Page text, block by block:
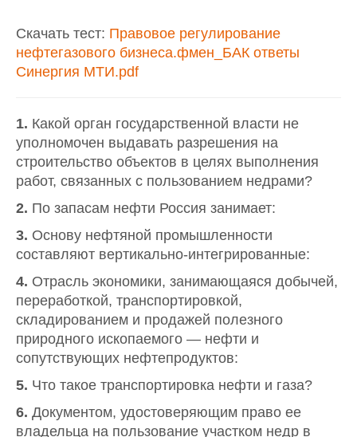
Скачать тест: Правовое регулирование
нефтегазового бизнеса.фмен_БАК ответы
Синергия МТИ.pdf
1. Какой орган государственной власти не
уполномочен выдавать разрешения на
строительство объектов в целях выполнения
работ, связанных с пользованием недрами?
2. По запасам нефти Россия занимает:
3. Основу нефтяной промышленности
составляют вертикально-интегрированные:
4. Отрасль экономики, занимающаяся добычей,
переработкой, транспортировкой,
складированием и продажей полезного
природного ископаемого — нефти и
сопутствующих нефтепродуктов:
5. Что такое транспортировка нефти и газа?
6. Документом, удостоверяющим право ее
владельца на пользование участком недр в